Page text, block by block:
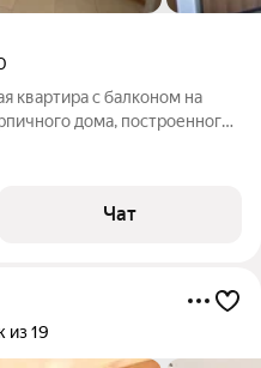
квартира с балконом на
дома, построенного
пассажирскими и двумя
Из окон
Чат
из 19